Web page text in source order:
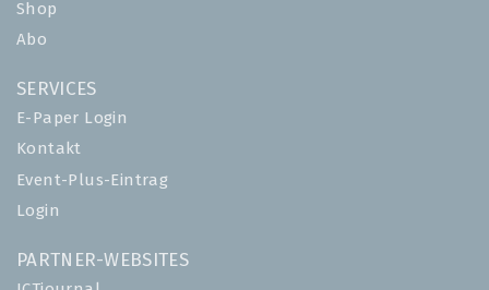
Shop
Abo
SERVICES
E-Paper Login
Kontakt
Event-Plus-Eintrag
Login
PARTNER-WEBSITES